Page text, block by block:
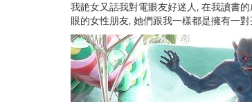
我靘女又話我對電眼友好迷人, 在我讀書
眼的女性朋友, 她們跟我一樣都是擁有一